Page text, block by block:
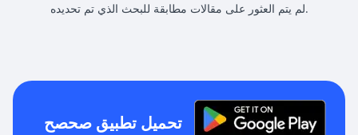
لم يتم العثور على مقالات مطابقة للبحث الذي تم تحديده.
تحميل تطبيق صحصح